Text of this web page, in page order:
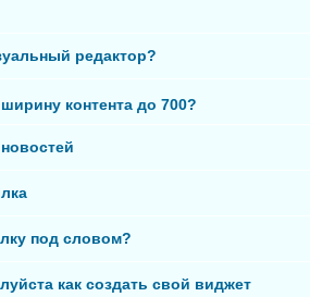
редактор?
контента до 700?
под словом?
как создать свой виджет